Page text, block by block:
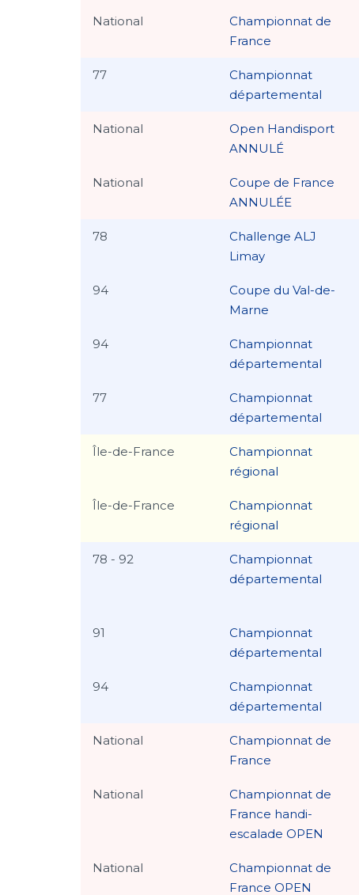
National
Championnat de
France
77
Championnat
départemental
National
Open Handisport
ANNULÉ
National
Coupe de France
ANNULÉE
78
Challenge ALJ
Limay
94
Coupe du Val-de-
Marne
94
Championnat
départemental
77
Championnat
départemental
Île-de-France
Championnat
régional
Île-de-France
Championnat
régional
78 - 92
Championnat
départemental
91
Championnat
départemental
94
Championnat
départemental
National
Championnat de
France
National
Championnat de
France handi-
escalade OPEN
National
Championnat de
France OPEN